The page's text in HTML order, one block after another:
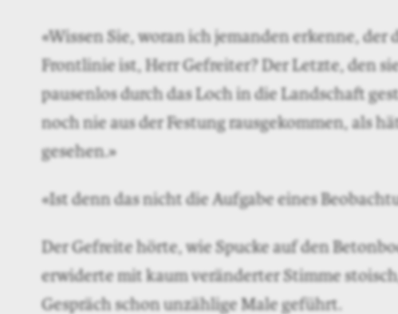
«Wissen Sie, woran ich jemanden erkenne, der
Frontlinie ist, Herr Gefreiter? Der Letzte, den
pausenlos durch das Loch in die Landschaft
noch nie aus der Festung rausgekommen, als
gesehen.»
«Ist denn das nicht die Aufgabe eines
Der Gefreite hörte, wie Spucke auf den
erwiderte mit kaum veränderter Stimme
Gespräch schon unzählige Male geführt.